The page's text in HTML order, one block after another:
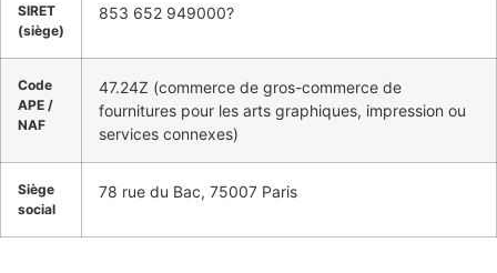
SIRET
(siège)
853 652 949000?
Code
APE /
NAF
47.24Z (commerce de gros-commerce de
fournitures pour les arts graphiques, impression ou
services connexes)
Siège
social
78 rue du Bac, 75007 Paris